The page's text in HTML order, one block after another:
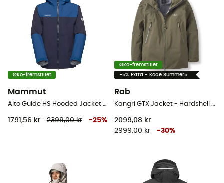
Øko-fremstillet
Mammut
Alto Guide HS Hooded Jacket - Hardshell jakke - Herrer
1791,56 kr 2399,00 kr -25%
Øko-fremstillet
-5% Extra - Kode Summer5
Rab
Kangri GTX Jacket - Hardshell jakke - Herrer
2099,08 kr
2999,00 kr
-30%